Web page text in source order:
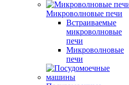
Микроволновые печи
Встраиваемые
микроволновые
печи
Микроволновые
печи